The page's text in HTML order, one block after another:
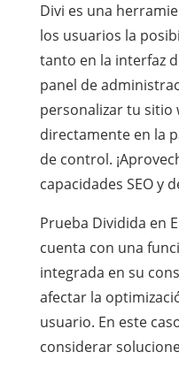
Divi es una
los usuarios la
tanto en la interfaz
panel de
personalizar tu sitio
directamente en la
de control.
capacidades SEO y
Prueba Dividida en
cuenta con una
integrada en su
afectar la
usuario. En este
considerar